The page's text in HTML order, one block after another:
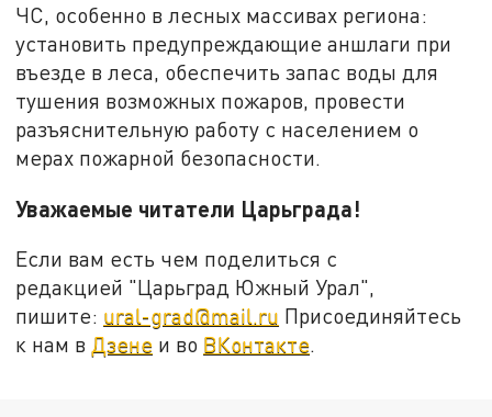
ЧС, особенно в лесных массивах региона:
установить предупреждающие аншлаги при
въезде в леса, обеспечить запас воды для
тушения возможных пожаров, провести
разъяснительную работу с населением о
мерах пожарной безопасности.
Уважаемые читатели Царьграда!
Если вам есть чем поделиться с
редакцией "Царьград Южный Урал",
пишите: ural-grad@mail.ru Присоединяйтесь
к нам в Дзене и во ВКонтакте.